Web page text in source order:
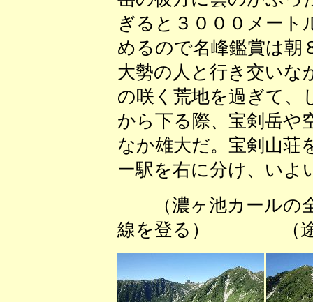
ぎると３０００メート
めるので名峰鑑賞は朝
大勢の人と行き交いな
の咲く荒地を過ぎて、
から下る際、宝剣岳や
なか雄大だ。宝剣山荘
ー駅を右に分け、いよ
（濃ヶ池カール
線を登る） （途中